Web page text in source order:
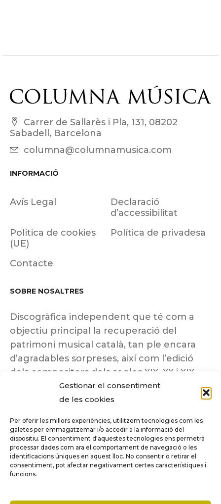
Gestionar el consentiment
de les cookies
Per oferir les millors experiències, utilitzem tecnologies com les
galetes per emmagatzemar i/o accedir a la informació del
dispositiu. El consentiment d'aquestes tecnologies ens permetrà
processar dades com ara el comportament de navegació o les
identificacions úniques en aquest lloc. No consentir o retirar el
consentiment, pot afectar negativament certes característiques i
funcions.
Carrer de Sallarès i Pla, 131, 08202
Sabadell, Barcelona
columna@columnamusica.com
INFORMACIÓ
Avís Legal
Declaració
d’accessibilitat
Política de cookies
(UE)
Política de privadesa
Contacte
SOBRE NOSALTRES
Discogràfica independent que té com a
objectiu principal la recuperació del
patrimoni musical català, tan ple encara
d’agradables sorpreses, així com l’edició
dels compositors dels segles XIX, XX i XIX
insuficientment coneguts.
Tots els drets reservats a ©Columna
Música.